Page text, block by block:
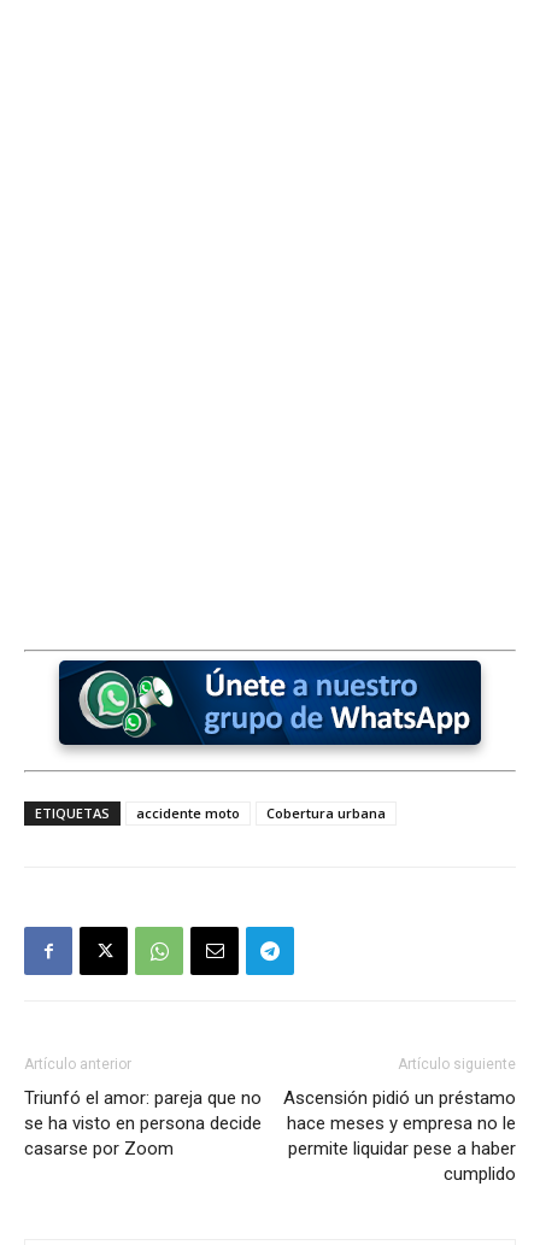
ETIQUETAS accidente moto Cobertura urbana
Artículo anterior
Triunfó el amor: pareja que no
se ha visto en persona decide
casarse por Zoom
Artículo siguiente
Ascensión pidió un préstamo
hace meses y empresa no le
permite liquidar pese a haber
cumplido